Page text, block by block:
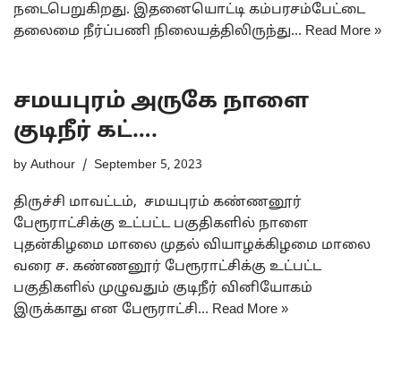
நடைபெறுகிறது. இதனையொட்டி கம்பரசம்பேட்டை
தலைமை நீர்ப்பணி நிலையத்திலிருந்து… Read More »
சமயபுரம் அருகே நாளை
குடிநீர் கட்….
by Authour September 5, 2023
திருச்சி மாவட்டம், சமயபுரம் கண்ணனூர்
பேரூராட்சிக்கு உட்பட்ட பகுதிகளில் நாளை
புதன்கிழமை மாலை முதல் வியாழக்கிழமை மாலை
வரை ச. கண்ணனூர் பேரூராட்சிக்கு உட்பட்ட
பகுதிகளில் முழுவதும் குடிநீர் வினியோகம்
இருக்காது என பேரூராட்சி… Read More »